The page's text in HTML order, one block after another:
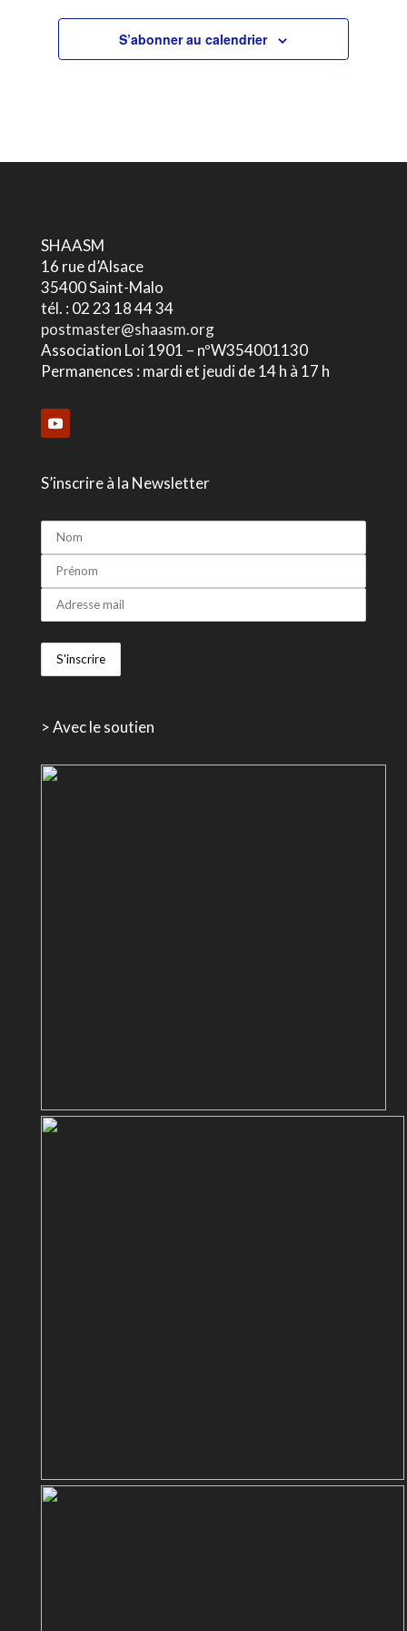
S’abonner au calendrier
SHAASM
16 rue d’Alsace
35400 Saint-Malo
tél. : 02 23 18 44 34
postmaster@shaasm.org
Association Loi 1901 – nºW354001130
Permanences : mardi et jeudi de 14 h à 17 h
S’inscrire à la Newsletter
> Avec le soutien